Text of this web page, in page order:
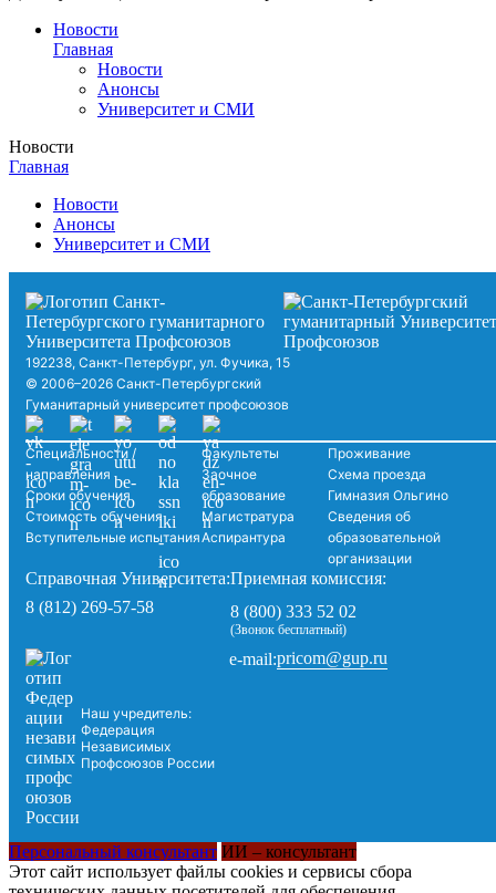
Новости
Главная
Новости
Анонсы
Университет и СМИ
Новости
Главная
Новости
Анонсы
Университет и СМИ
192238, Санкт-Петербург, ул. Фучика, 15
© 2006–2026 Санкт-Петербургский
Гуманитарный университет профсоюзов
Специальности /
направления
Сроки обучения
Стоимость обучения
Вступительные испытания
Факультеты
Заочное
образование
Магистратура
Аспирантура
Проживание
Схема проезда
Гимназия Ольгино
Сведения об
образовательной
организации
Справочная Университета:
8 (812) 269-57-58
Приемная комиссия:
8 (800) 333 52 02
(Звонок бесплатный)
Наш учредитель:
Федерация
Независимых
Профсоюзов России
e-mail:pricom@gup.ru
Персональный консультант ИИ – консультант
Этот сайт использует файлы cookies и сервисы сбора